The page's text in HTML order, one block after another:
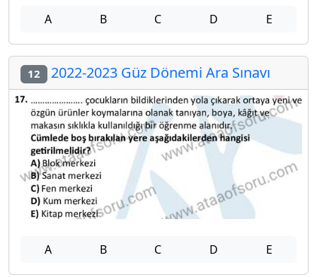
A B C D E
12 2022-2023 Güz Dönemi Ara Sınavı
A B C D E